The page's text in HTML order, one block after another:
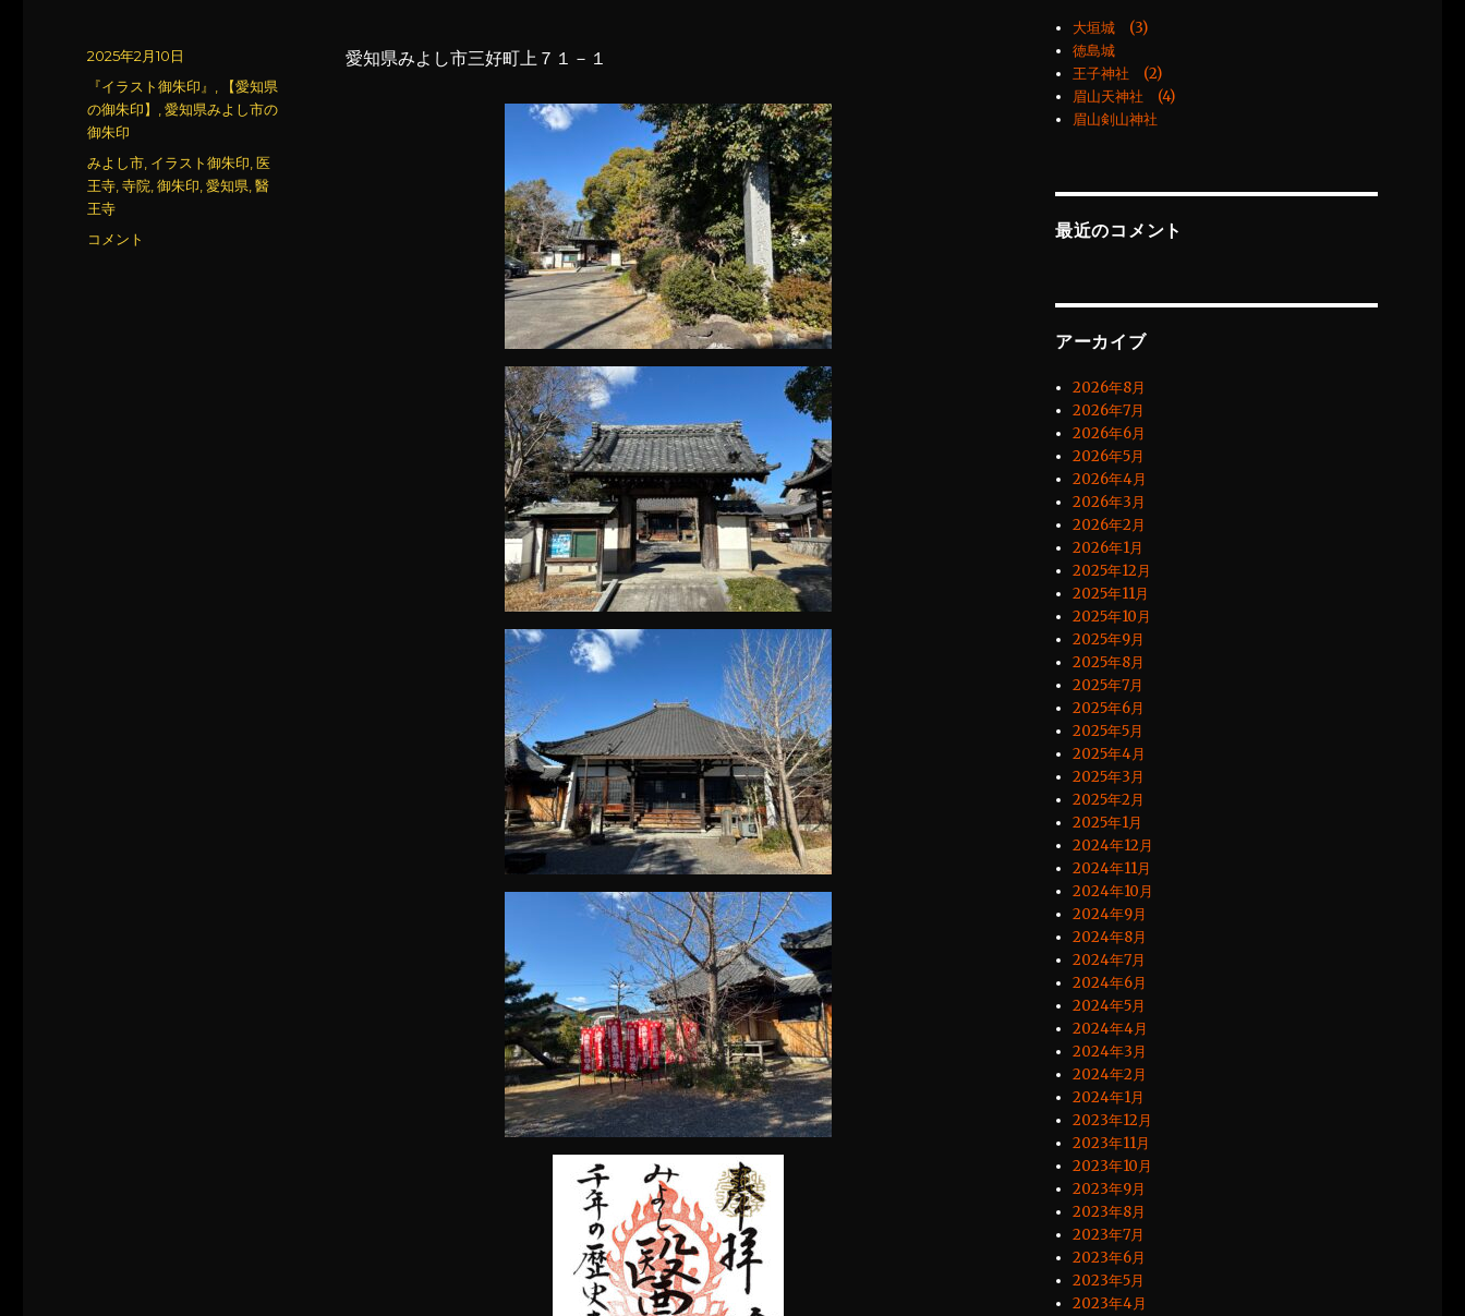
愛知県みよし市三好町上７１－１
投
稿
日:
2025年2月10日
カ
テ
ゴ
ー
『イラスト御朱印』
【愛知県
の御朱印】
,愛知県みよし市の
御朱印
タ
グ
みよし市 イラスト御朱印 ,医
王寺 ,寺院 ,御朱印 ,愛知県 ,醫
王寺
医
コメント
大垣城 (3)
徳島城
王子神社 (2)
眉山天神社 (4)
眉山剣山神社
最近のコメント
アーカイブ
2026年8月
2026年7月
2026年6月
2026年5月
2026年4月
2026年3月
2026年2月
2026年1月
2025年12月
2025年11月
2025年10月
2025年9月
2025年8月
2025年7月
2025年6月
2025年5月
2025年4月
2025年3月
2025年2月
2025年1月
2024年12月
2024年11月
2024年10月
2024年9月
2024年8月
2024年7月
2024年6月
2024年5月
2024年4月
2024年3月
2024年2月
2024年1月
2023年12月
2023年11月
2023年10月
2023年9月
2023年8月
2023年7月
2023年6月
2023年5月
2023年4月